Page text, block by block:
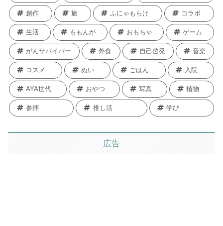
創作 旅 ふにゃもらけ コラボ
生活 ももんが おもちゃ ゲーム
がんサバイバー 外食 自己啓発 音楽
コスメ ぬい ごはん 入院
AYA世代 おやつ 写真 植物
参拝 推し活 学び
広告